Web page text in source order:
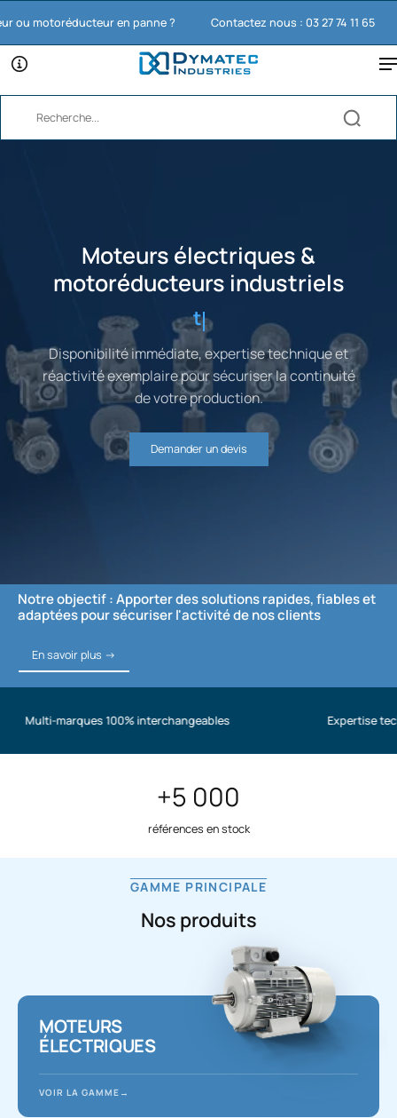
en panne ? Contactez nous : 03 27 74 11 65
Moteurs électriques &
motoréducteurs industriels
toutes marques.
Disponibilité immédiate, expertise technique et
réactivité exemplaire pour sécuriser la continuité
de votre production.
Demander un devis
Notre objectif : Apporter des solutions rapides, fiables et
adaptées pour sécuriser l'activité de nos clients
En savoir plus ->
En savoir plus ->
100% interchangeables Expertise technique de
0,06 → 1000 kW
gamme de puissance couverte
GAMME PRINCIPALE
Nos produits
MOTEURS
ÉLECTRIQUES
VOIR LA GAMME